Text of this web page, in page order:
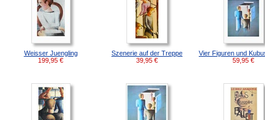
Weisser Juengling
199,95 €
Szenerie auf der Treppe
39,95 €
Vier Figuren und
59,95 €